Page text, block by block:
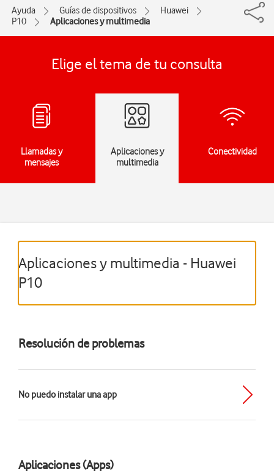
Ayuda Guías de dispositivos
Huawei
P10
Aplicaciones y multimedia
Elige el tema de tu consulta
Llamadas y
mensajes
Aplicaciones y
multimedia
Conectividad
Aplicaciones y multimedia - Huawei
P10
Resolución de problemas
No puedo instalar una app
Aplicaciones (Apps)